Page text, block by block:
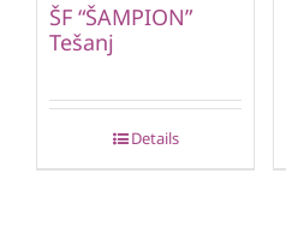
ŠF “ŠAMPION”
Tešanj
Details